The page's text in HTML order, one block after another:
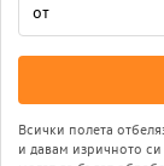
Всички полета
и давам изричното